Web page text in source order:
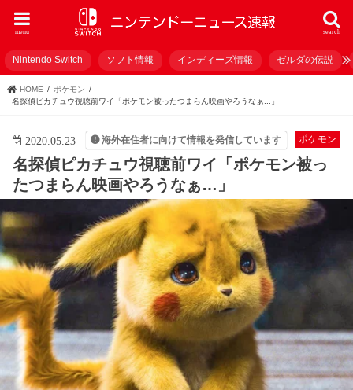
search
menu
Nintendo Switch ソフト情報 インディーズ情報 ゼルダの伝説
HOME
ポケモン
名探偵ピカチュウ視聴前ワイ「ポケモン被ったつまらん映画やろうなぁ...」
ポケモン
2020.05.23 海外在住者に向けて情報を発信しています
名探偵ピカチュウ視聴前ワイ「ポケモン被っ
たつまらん映画やろうなぁ…」